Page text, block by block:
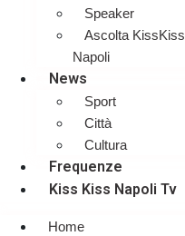
Speaker
Ascolta KissKiss
Napoli
News
Sport
Città
Cultura
Frequenze
Kiss Kiss Napoli Tv
Home